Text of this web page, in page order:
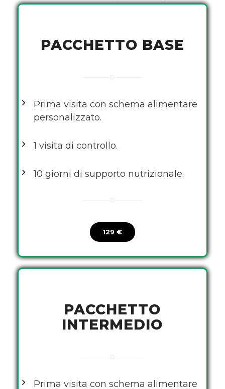
PACCHETTO BASE
Prima visita con schema alimentare
personalizzato.
1 visita di controllo.
10 giorni di supporto nutrizionale.
129 €
PACCHETTO
INTERMEDIO
Prima visita con schema alimentare